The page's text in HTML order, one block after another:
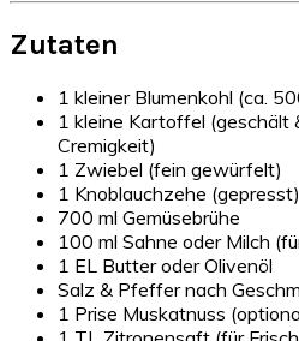
Zutaten
1 kleiner Blumenkohl (ca.
1 kleine Kartoffel (geschält
Cremigkeit)
1 Zwiebel (fein gewürfelt)
1 Knoblauchzehe (gepresst)
700 ml Gemüsebrühe
100 ml Sahne oder Milch
1 EL Butter oder Olivenöl
Salz & Pfeffer nach
1 Prise Muskatnuss